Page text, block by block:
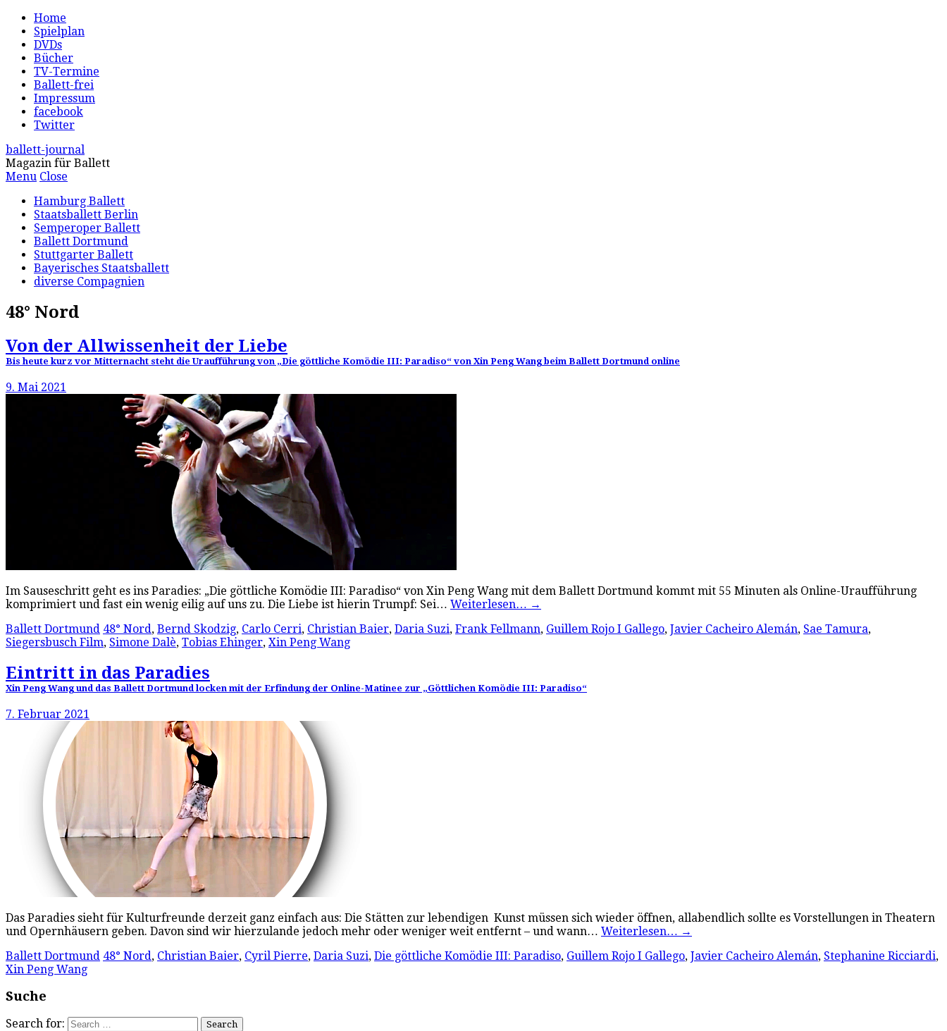
Home
Spielplan
DVDs
Bücher
TV-Termine
Ballett-frei
Impressum
facebook
Twitter
ballett-journal
Magazin für Ballett
Menu Close
Hamburg Ballett
Staatsballett Berlin
Semperoper Ballett
Ballett Dortmund
Stuttgarter Ballett
Bayerisches Staatsballett
diverse Compagnien
48° Nord
Von der Allwissenheit der Liebe
Bis heute kurz vor Mitternacht steht die Uraufführung von „Die göttliche Komödie III: Paradiso“ von Xin Peng Wang beim Ballett Dortmund online
9. Mai 2021
Im Sauseschritt geht es ins Paradies: „Die göttliche Komödie III: Paradiso“ von Xin Peng Wang mit dem Ballett Dortmund kommt mit 55 Minuten als Online-Uraufführung
komprimiert und fast ein wenig eilig auf uns zu. Die Liebe ist hierin Trumpf: Sei… Weiterlesen… →
Ballett Dortmund 48° Nord, Bernd Skodzig, Carlo Cerri, Christian Baier, Daria Suzi, Frank Fellmann, Guillem Rojo I Gallego, Javier Cacheiro Alemán, Sae Tamura,
Siegersbusch Film, Simone Dalè, Tobias Ehinger, Xin Peng Wang
Eintritt in das Paradies
Xin Peng Wang und das Ballett Dortmund locken mit der Erfindung der Online-Matinee zur „Göttlichen Komödie III: Paradiso“
7. Februar 2021
Das Paradies sieht für Kulturfreunde derzeit ganz einfach aus: Die Stätten zur lebendigen Kunst müssen sich wieder öffnen, allabendlich sollte es Vorstellungen in Theatern
und Opernhäusern geben. Davon sind wir hierzulande jedoch mehr oder weniger weit entfernt – und wann… Weiterlesen… →
Ballett Dortmund 48° Nord, Christian Baier, Cyril Pierre, Daria Suzi, Die göttliche Komödie III: Paradiso, Guillem Rojo I Gallego, Javier Cacheiro Alemán, Stephanine Ricciardi,
Xin Peng Wang
Suche
Search for: